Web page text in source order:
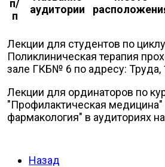
п/
п
аудитории
Лекции для студентов по циклу
Поликлиническая терапия
зале ГКБ№ 6 по адресу: Труда,
Лекции для ординаторов по
"Профилактическая медицина"
фармакология" в аудиториях
Назад